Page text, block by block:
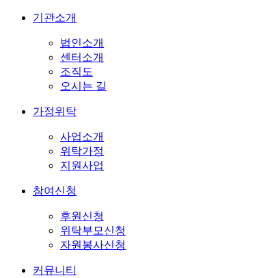
기관소개
법인소개
센터소개
조직도
오시는 길
가정위탁
사업소개
위탁가정
지원사업
참여신청
후원신청
위탁부모신청
자원봉사신청
커뮤니티